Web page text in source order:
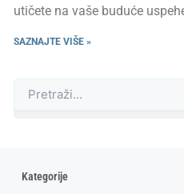
utičete na vaše buduće
SAZNAJTE VIŠE »
Kategorije